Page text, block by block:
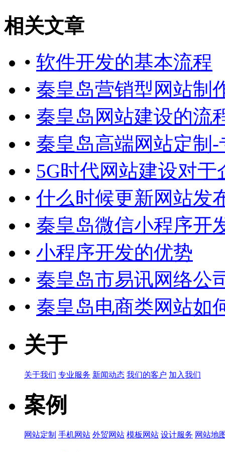
相关文章
• 软件开发的基本流程
• 秦皇岛营销型网站制
• 秦皇岛网站建设的流
• 秦皇岛高端网站定制
• 5G时代网站建设对
• 什么时候更新网站发
• 秦皇岛微信小程序开
• 小程序开发的优势
• 秦皇岛市易讯网络公
• 秦皇岛电商类网站如
关于
关于我们 专业服务 新闻动态 我们的客户 加入我们
案例
网站定制 手机网站 外贸网站 模板网站 设计服务 网站地